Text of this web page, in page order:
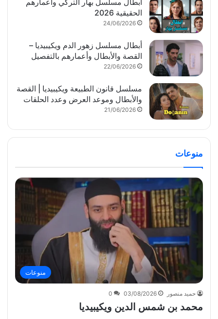
أبطال مسلسل بهار التركي وأعمارهم
الحقيقية 2026
24/06/2026
أبطال مسلسل زهور الدم ويكيبيديا –
القصة والأبطال وأعمارهم بالتفصيل
22/06/2026
مسلسل قانون الطبيعة ويكيبيديا | القصة
والأبطال وموعد العرض وعدد الحلقات
21/06/2026
منوعات
منوعات
حميد منصور 03/08/2026
0
محمد بن شمس الدين ويكيبيديا